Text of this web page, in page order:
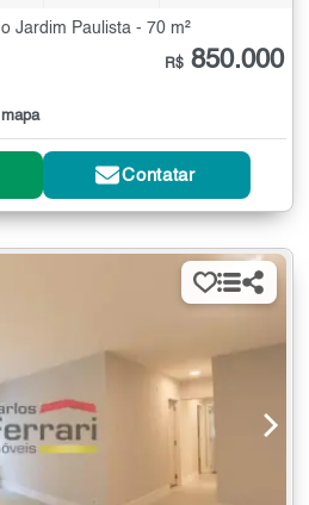
Jardim Paulista - 70 m²
R$ 850.000
Contatar